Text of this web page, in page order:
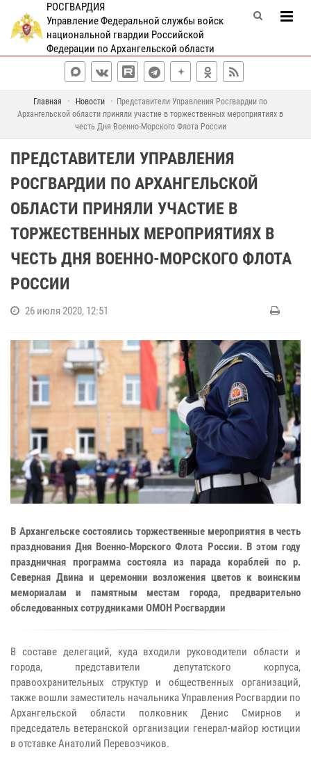
РОСГВАРДИЯ
Управление Федеральной службы войск
национальной гвардии Российской
Федерации по Архангельской области
Главная Новости
Представители Управления Росгвардии по
Архангельской области приняли участие в торжественных мероприятиях в
честь Дня Военно-Морского Флота России
ПРЕДСТАВИТЕЛИ УПРАВЛЕНИЯ
РОСГВАРДИИ ПО АРХАНГЕЛЬСКОЙ
ОБЛАСТИ ПРИНЯЛИ УЧАСТИЕ В
ТОРЖЕСТВЕННЫХ МЕРОПРИЯТИЯХ В
ЧЕСТЬ ДНЯ ВОЕННО-МОРСКОГО ФЛОТА
РОССИИ
26 июля 2020, 12:51
В Архангельске состоялись торжественные мероприятия в честь
празднования Дня Военно-Морского Флота России. В этом году
праздничная программа состояла из парада кораблей по р.
Северная Двина и церемонии возложения цветов к воинским
мемориалам и памятным местам города, предварительно
обследованных сотрудниками ОМОН Росгвардии
В составе делегаций, куда входили руководители области и
города, представители депутатского корпуса,
правоохранительных структур и общественных организаций,
также вошли заместитель начальника Управления Росгвардии по
Архангельской области полковник Денис Смирнов и
председатель ветеранской организации генерал-майор юстиции
в отставке Анатолий Перевозчиков.